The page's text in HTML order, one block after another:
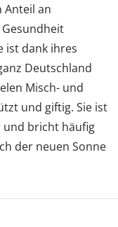
Anteil an
ist dank ihres
Deutschland
Misch- und
und giftig. Sie ist
bricht häufig
der neuen Sonne